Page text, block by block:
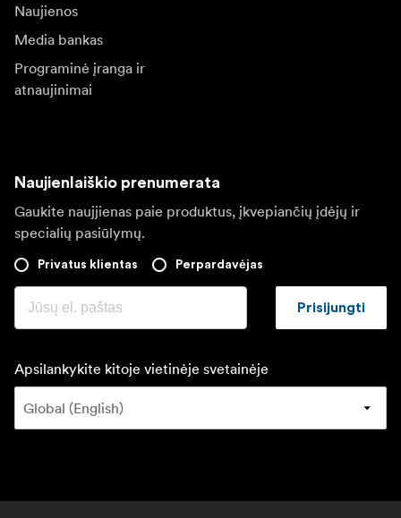
Naujienos
Media bankas
Programinė įranga ir
atnaujinimai
Naujienlaiškio prenumerata
Gaukite naujjienas paie produktus, įkvepiančių įdėjų ir
specialių pasiūlymų.
Privatus klientas Perpardavėjas
Prisijungti
Apsilankykite kitoje vietinėje svetainėje